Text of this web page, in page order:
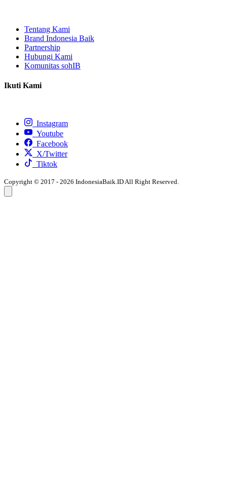
Tentang Kami
Brand Indonesia Baik
Partnership
Hubungi Kami
Komunitas sohIB
Ikuti Kami
Instagram
Youtube
Facebook
X/Twitter
Tiktok
Copyright © 2017 - 2026 IndonesiaBaik.ID All Right Reserved.